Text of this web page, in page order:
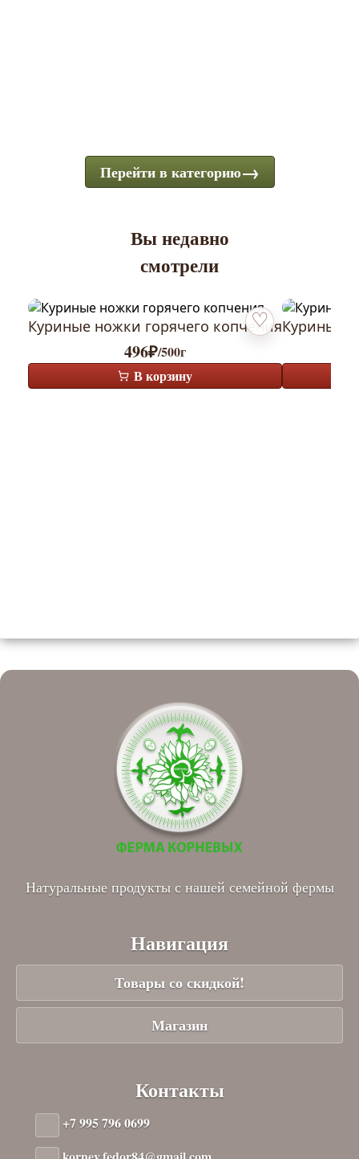
Перейти в категорию
Вы недавно
смотрели
Добавить в
Куриные ножки горячего копчения
496₽/500г
В корзину
Куриные
Натуральные продукты с нашей семейной фермы
Навигация
Товары со скидкой!
Магазин
Контакты
+7 995 796 0699